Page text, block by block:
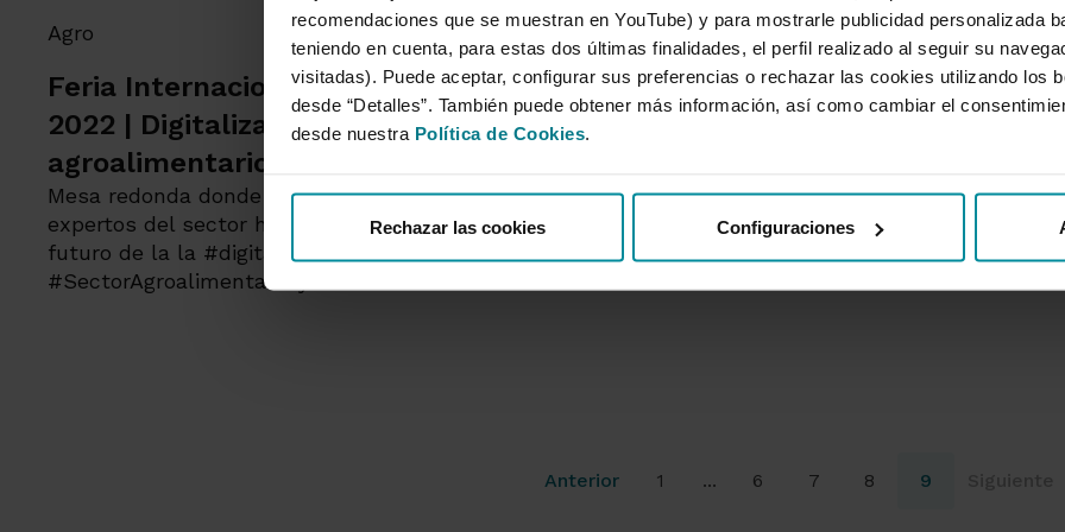
recomendaciones que se muestran en YouTube) y para mostrarle publicidad personalizada
teniendo en cuenta, para estas dos últimas finalidades, el perfil realizado al seguir su
visitadas). Puede aceptar, configurar sus preferencias o rechazar las cookies utilizando los
desde “Detalles”. También puede obtener más información, así como cambiar el
desde nuestra Política de Cookies
Rechazar las cookies Configuraciones
Agro
Feria Internacional AGROEXPO
2022 | Digitalización del sector
agroalimentario
Mesa redonda donde con la ayuda de
expertos del sector hablamos sobre el
futuro de la la #digitalización del
#SectorAgroalimentario y las...
Agro
Presentamos ‘La contribución de
la industria de alimentación y
La industria de alimentación y bebidas está
presente en los municipios que acogen el
70,7 % de la población de la...
Anterior 1 ... 6 7 8 9